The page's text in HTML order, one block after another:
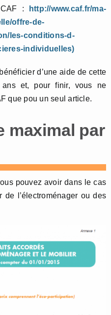
:
http://www.caf.fr/ma-
offre-de-
les-conditions-d-
individuelles)
d’une aide de cette
et, pour finir, vous ne
que pou un seul article.
maximal par
pouvez avoir dans le cas
l’électroménager ou des